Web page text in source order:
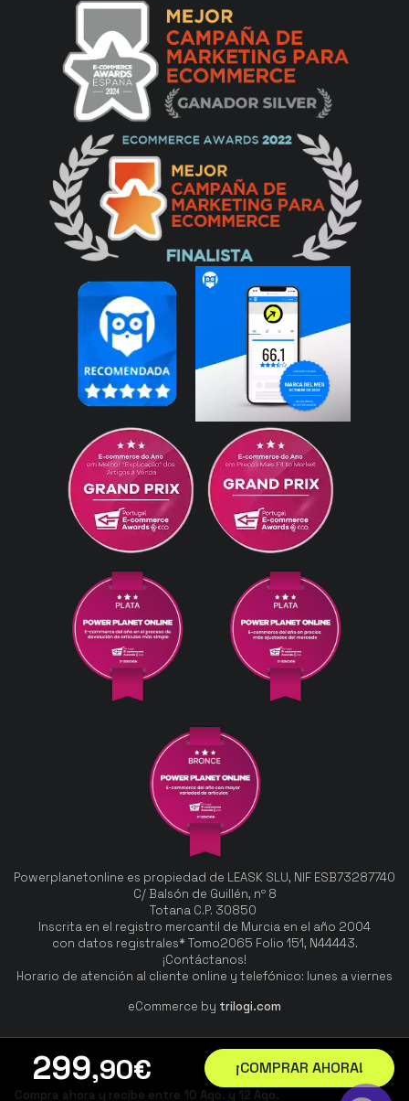
299,90€ ¡COMPRAR AHORA!
Compra ahora y recibe entre 10 Ago. y 12 Ago.
Powerplanetonline es propiedad de LEASK SLU, NIF ESB73287740
C/ Balsón de Guillén, nº 8
Totana C.P. 30850
Inscrita en el registro mercantil de Murcia en el año 2004
con datos registrales* Tomo2065 Folio 151, N44443.
¡Contáctanos!
Horario de atención al cliente online y telefónico: lunes a viernes
eCommerce by trilogi.com